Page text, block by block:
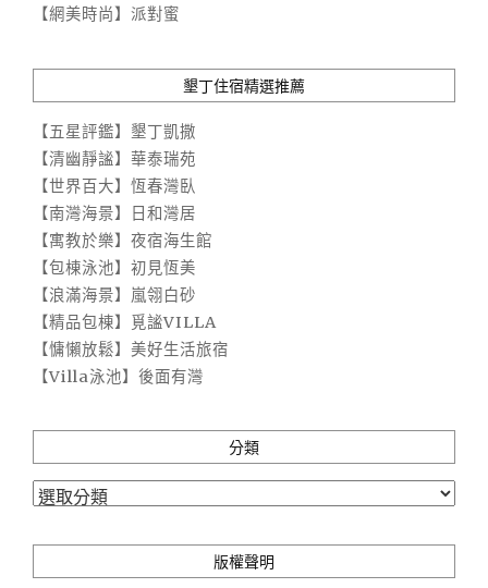
【網美時尚】派對蜜
墾丁住宿精選推薦
【五星評鑑】墾丁凱撒
【清幽靜謐】華泰瑞苑
【世界百大】恆春灣臥
【南灣海景】日和灣居
【寓教於樂】夜宿海生館
【包棟泳池】初見恆美
【浪滿海景】嵐翎白砂
【精品包棟】覓謐VILLA
【慵懶放鬆】美好生活旅宿
【Villa泳池】後面有灣
分類
分
版權聲明